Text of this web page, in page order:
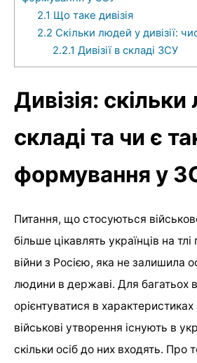
2.1 Що таке дивізія
2.2 Скільки людей у дивізії:
2.2.1 Дивізії в складі ЗСУ
Дивізія:
складі та чи є
формування у
Питання, що стосуються
більше цікавлять українців на
війни з Росією, яка не залишила
людини в державі. Для багатьох
орієнтуватися в характеристиках
військові утворення існують в
скільки осіб до них входять. Про